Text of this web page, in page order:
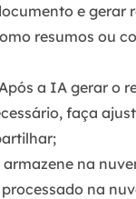
e gerar
resumos ou
a IA gerar o
faça
na
na